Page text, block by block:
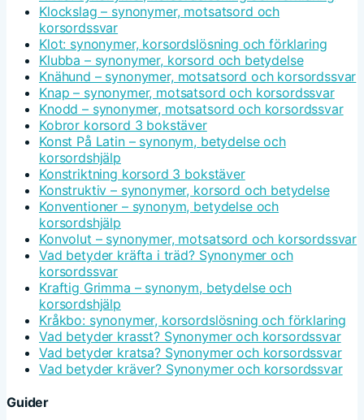
Klockslag – synonymer, motsatsord och
korsordssvar
Klot: synonymer, korsordslösning och förklaring
Klubba – synonymer, korsord och betydelse
Knähund – synonymer, motsatsord och korsordssvar
Knap – synonymer, motsatsord och korsordssvar
Knodd – synonymer, motsatsord och korsordssvar
Kobror korsord 3 bokstäver
Konst På Latin – synonym, betydelse och
korsordshjälp
Konstriktning korsord 3 bokstäver
Konstruktiv – synonymer, korsord och betydelse
Konventioner – synonym, betydelse och
korsordshjälp
Konvolut – synonymer, motsatsord och korsordssvar
Vad betyder kräfta i träd? Synonymer och
korsordssvar
Kraftig Grimma – synonym, betydelse och
korsordshjälp
Kråkbo: synonymer, korsordslösning och förklaring
Vad betyder krasst? Synonymer och korsordssvar
Vad betyder kratsa? Synonymer och korsordssvar
Vad betyder kräver? Synonymer och korsordssvar
Guider